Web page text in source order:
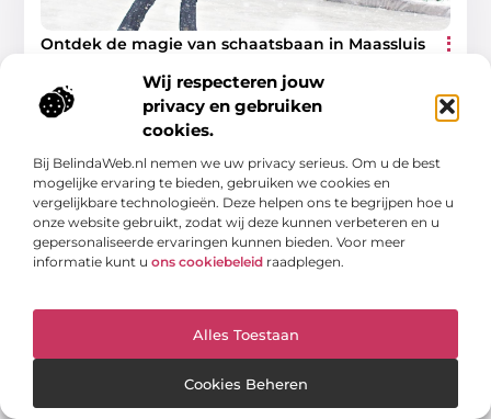
Wij respecteren jouw
privacy en gebruiken
cookies.
Bij BelindaWeb.nl nemen we uw privacy serieus. Om u de best
mogelijke ervaring te bieden, gebruiken we cookies en
vergelijkbare technologieën. Deze helpen ons te begrijpen hoe u
onze website gebruikt, zodat wij deze kunnen verbeteren en u
gepersonaliseerde ervaringen kunnen bieden. Voor meer
informatie kunt u ons cookiebeleid raadplegen.
Alles Toestaan
Cookies Beheren
Ontdek de magie van schaatsbaan in Maassluis
betoverende wereld van ijs en plezier. Voor veel lokale
families en schaatsliefhebbers is een bezoek aan
de schaatsbaan
Winkelen